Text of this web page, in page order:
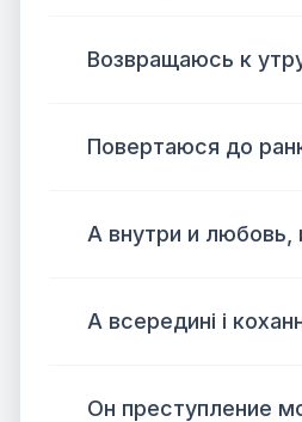
Возвращаюсь к
Повертаюся до
А внутри и любовь,
А всередині і
Он преступление